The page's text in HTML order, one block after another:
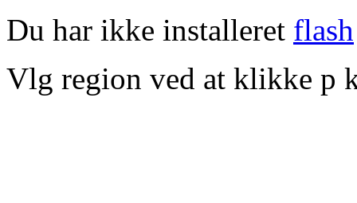
Du har ikke installeret flash
Vlg region ved at klikke p